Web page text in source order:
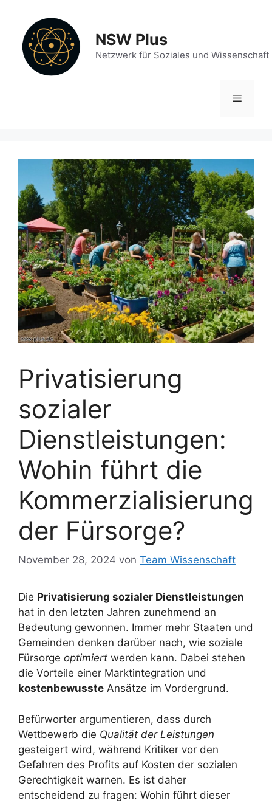
springen
NSW Plus
Netzwerk für Soziales und Wissenschaft
Menü
Privatisierung
sozialer
Dienstleistungen:
Wohin führt die
Kommerzialisierung
der Fürsorge?
November 28, 2024 von Team Wissenschaft
Die Privatisierung sozialer Dienstleistungen
hat in den letzten Jahren zunehmend an
Bedeutung gewonnen. Immer mehr Staaten und
Gemeinden denken darüber nach, wie soziale
Fürsorge optimiert werden kann. Dabei stehen
die Vorteile einer Marktintegration und
kostenbewusste Ansätze im Vordergrund.
Befürworter argumentieren, dass durch
Wettbewerb die Qualität der Leistungen
gesteigert wird, während Kritiker vor den
Gefahren des Profits auf Kosten der sozialen
Gerechtigkeit warnen. Es ist daher
entscheidend zu fragen: Wohin führt dieser